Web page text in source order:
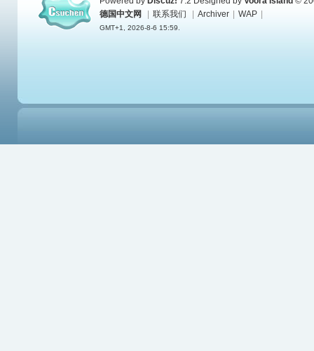
德国中文网
联系我们 Archiver WAP
GMT+1, 2026-8-6 15:59.